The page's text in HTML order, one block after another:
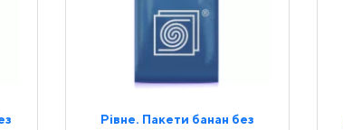
Рівне. Пакети банан без